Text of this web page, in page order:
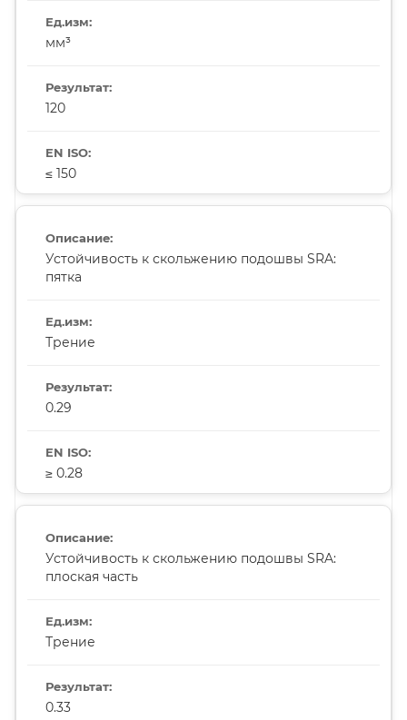
мм³
120
≤ 150
Устойчивость к скольжению подошвы SRA:
пятка
Трение
0.29
≥ 0.28
Устойчивость к скольжению подошвы SRA:
плоская часть
Трение
0.33